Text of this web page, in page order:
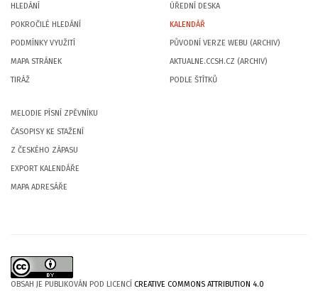
HLEDÁNÍ
POKROČILÉ HLEDÁNÍ
PODMÍNKY VYUŽITÍ
MAPA STRÁNEK
TIRÁŽ
ÚŘEDNÍ DESKA
KALENDÁŘ
PŮVODNÍ VERZE WEBU (ARCHIV)
AKTUALNE.CCSH.CZ (ARCHIV)
PODLE ŠTÍTKŮ
MELODIE PÍSNÍ ZPĚVNÍKU
ČASOPISY KE STAŽENÍ
Z ČESKÉHO ZÁPASU
EXPORT KALENDÁŘE
MAPA ADRESÁŘE
OBSAH JE PUBLIKOVÁN POD LICENCÍ CREATIVE COMMONS ATTRIBUTION 4.0